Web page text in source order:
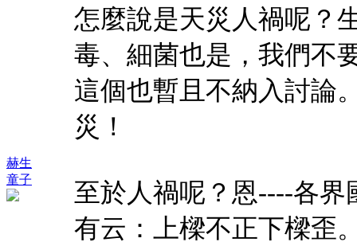
赫生
童子
怎麼說是天災人禍呢？
毒、細菌也是，我們不
這個也暫且不納入討論
災！
至於人禍呢？恩----各
有云：上樑不正下樑歪